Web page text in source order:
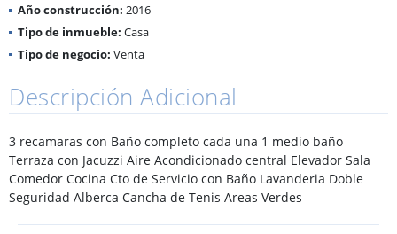
Año construcción: 2016
Tipo de inmueble: Casa
Tipo de negocio: Venta
Descripción Adicional
3 recamaras con Baño completo cada una 1 medio baño
Terraza con Jacuzzi Aire Acondicionado central Elevador Sala
Comedor Cocina Cto de Servicio con Baño Lavanderia Doble
Seguridad Alberca Cancha de Tenis Areas Verdes